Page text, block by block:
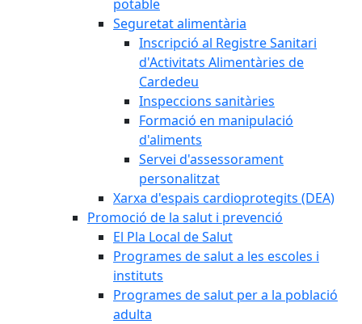
potable
Seguretat alimentària
Inscripció al Registre Sanitari
d'Activitats Alimentàries de
Cardedeu
Inspeccions sanitàries
Formació en manipulació
d'aliments
Servei d'assessorament
personalitzat
Xarxa d'espais cardioprotegits (DEA)
Promoció de la salut i prevenció
El Pla Local de Salut
Programes de salut a les escoles i
instituts
Programes de salut per a la població
adulta